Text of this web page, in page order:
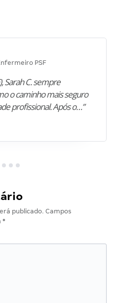
PSF
Sarah C. sempre
o caminho mais seguro
profissional. Após o…”
publicado. Campos
*